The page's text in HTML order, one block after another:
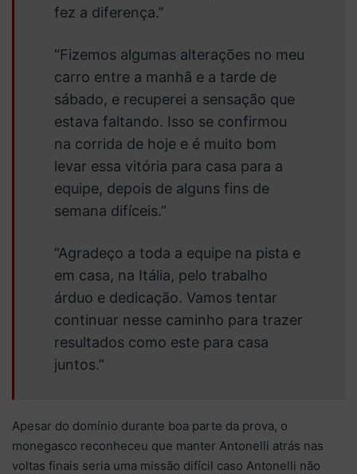
fez a diferença.”
“Fizemos algumas alterações no meu
carro entre a manhã e a tarde de
sábado, e recuperei a sensação que
estava faltando. Isso se confirmou
na corrida de hoje e é muito bom
levar essa vitória para casa para a
equipe, depois de alguns fins de
semana difíceis.”
“Agradeço a toda a equipe na pista e
em casa, na Itália, pelo trabalho
árduo e dedicação. Vamos tentar
continuar nesse caminho para trazer
resultados como este para casa
juntos.”
Apesar do domínio durante boa parte da prova, o
monegasco reconheceu que manter Antonelli atrás nas
voltas finais seria uma missão difícil caso Antonelli não